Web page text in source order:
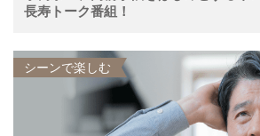
長寿トーク番組！
シーンで楽しむ